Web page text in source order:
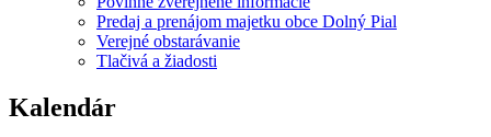
Predaj a prenájom majetku obce Dolný Pial
Verejné obstarávanie
Tlačivá a žiadosti
Kalendár